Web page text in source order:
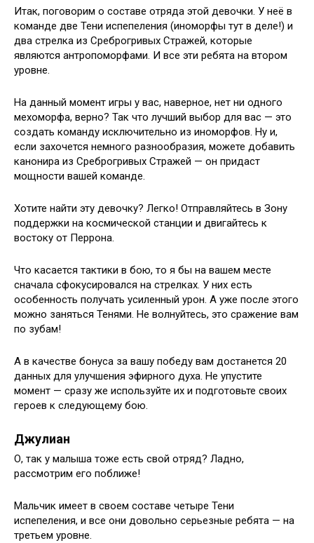
Итак, поговорим о составе отряда этой девочки. У неё в
команде две Тени испепеления (иноморфы тут в деле!) и
два стрелка из Среброгривых Стражей, которые
являются антропоморфами. И все эти ребята на втором
уровне.
На данный момент игры у вас, наверное, нет ни одного
мехоморфа, верно? Так что лучший выбор для вас — это
создать команду исключительно из иноморфов. Ну и,
если захочется немного разнообразия, можете добавить
канонира из Среброгривых Стражей — он придаст
мощности вашей команде.
Хотите найти эту девочку? Легко! Отправляйтесь в Зону
поддержки на космической станции и двигайтесь к
востоку от Перрона.
Что касается тактики в бою, то я бы на вашем месте
сначала сфокусировался на стрелках. У них есть
особенность получать усиленный урон. А уже после этого
можно заняться Тенями. Не волнуйтесь, это сражение вам
по зубам!
А в качестве бонуса за вашу победу вам достанется 20
данных для улучшения эфирного духа. Не упустите
момент — сразу же используйте их и подготовьте своих
героев к следующему бою.
Джулиан
О, так у малыша тоже есть свой отряд? Ладно,
рассмотрим его поближе!
Мальчик имеет в своем составе четыре Тени
испепеления, и все они довольно серьезные ребята — на
третьем уровне.